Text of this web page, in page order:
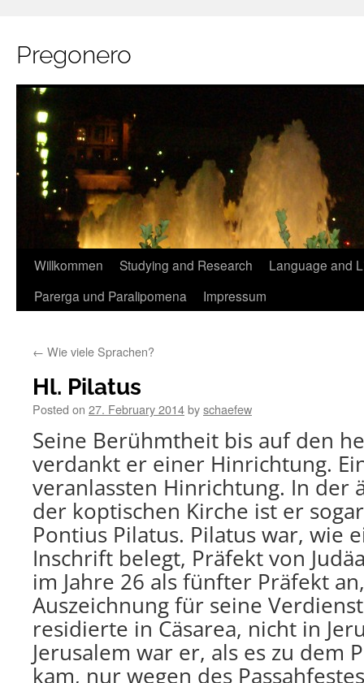
Pregonero
Skip
Willkommen Studying and Research
Language and
Parerga und Paralipomena
Impressum
← Wie viele Sprachen?
Hl. Pilatus
Posted on 27. February 2014byschaefew
Seine Berühmtheit bis auf den
verdankt er einer Hinrichtung.
veranlassten Hinrichtung. In der
der koptischen Kirche ist er
Pontius Pilatus. Pilatus war, wie
Inschrift belegt, Präfekt von
im Jahre 26 als fünfter Präfekt
Auszeichnung für seine
residierte in Cäsarea, nicht in
Jerusalem war er, als es zu dem
kam, nur wegen des